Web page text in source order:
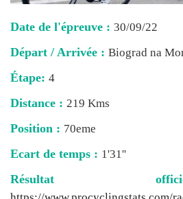
Date de l'épreuve : 30/09/22
Départ / Arrivée : Biograd na
Étape: 4
Distance : 219 Kms
Position : 70eme
Ecart de temps : 1'31''
Résultat